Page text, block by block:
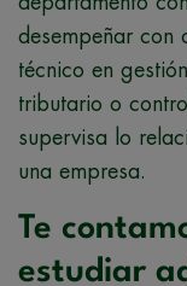
desempeñar con
técnico en
tributario o
supervisa lo
una empresa.
Te
estudiar